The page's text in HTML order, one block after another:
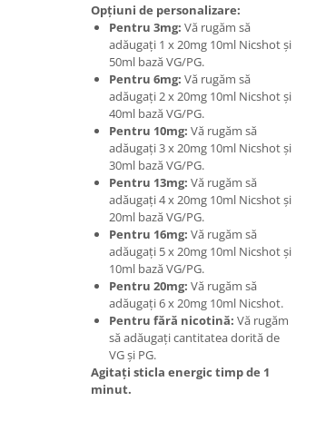
Opțiuni de personalizare:
Pentru 3mg: Vă rugăm să
adăugați 1 x 20mg 10ml Nicshot și
50ml bază VG/PG.
Pentru 6mg: Vă rugăm să
adăugați 2 x 20mg 10ml Nicshot și
40ml bază VG/PG.
Pentru 10mg: Vă rugăm să
adăugați 3 x 20mg 10ml Nicshot și
30ml bază VG/PG.
Pentru 13mg: Vă rugăm să
adăugați 4 x 20mg 10ml Nicshot și
20ml bază VG/PG.
Pentru 16mg: Vă rugăm să
adăugați 5 x 20mg 10ml Nicshot și
10ml bază VG/PG.
Pentru 20mg: Vă rugăm să
adăugați 6 x 20mg 10ml Nicshot.
Pentru fără nicotină: Vă rugăm
să adăugați cantitatea dorită de
VG și PG.
Agitați sticla energic timp de 1
minut.